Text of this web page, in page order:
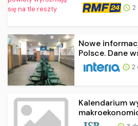
2
Nowe
Polsce. Dane
2
Kalendarium